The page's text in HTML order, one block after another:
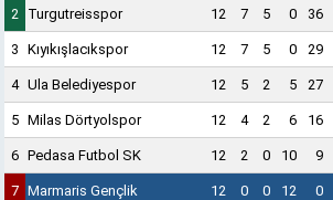
2 Turgutreisspor 12 7 5 0 36
3 Kıyıkışlacıkspor 12 7 5 0 29
4 Ula Belediyespor 12 5 2 5 27
5 Milas Dörtyolspor 12 4 2 6 16
6 Pedasa Futbol SK 12 2 0 10 9
7 Marmaris Gençlik 12 0 0 12 0